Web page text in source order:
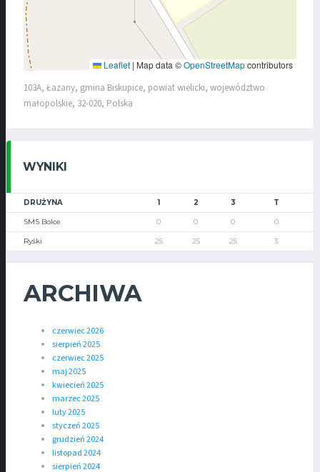
Leaflet | Map data ©OpenStreetMapcontributors
103A, Łazany, gmina Biskupice, powiat wielicki, województwo
małopolskie, 32-020, Polska
WYNIKI
DRUŻYNA 1 2 3 T
SMS Bolce 0 0 0 0
Ryśki 25 25 25 3
ARCHIWA
czerwiec 2026
sierpień 2025
czerwiec 2025
maj 2025
kwiecień 2025
marzec 2025
luty 2025
styczeń 2025
grudzień 2024
listopad 2024
sierpień 2024